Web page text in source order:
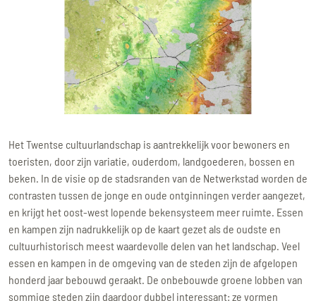
Het Twentse cultuurlandschap is aantrekkelijk voor bewoners en
toeristen, door zijn variatie, ouderdom, landgoederen, bossen en
beken. In de visie op de stadsranden van de Netwerkstad worden de
contrasten tussen de jonge en oude ontginningen verder aangezet,
en krijgt het oost-west lopende bekensysteem meer ruimte. Essen
en kampen zijn nadrukkelijk op de kaart gezet als de oudste en
cultuurhistorisch meest waardevolle delen van het landschap. Veel
essen en kampen in de omgeving van de steden zijn de afgelopen
honderd jaar bebouwd geraakt. De onbebouwde groene lobben van
sommige steden zijn daardoor dubbel interessant: ze vormen